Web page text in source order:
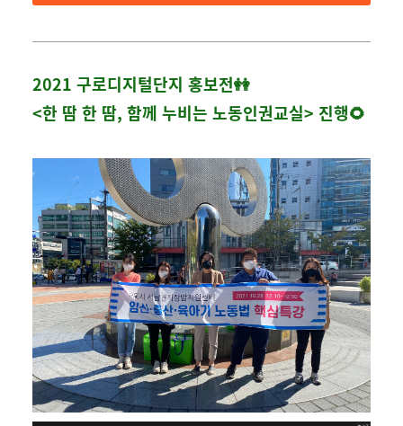
2021 구로디지털단지 홍보전👭
<한 땀 한 땀, 함께 누비는 노동인권교실> 진행🌻